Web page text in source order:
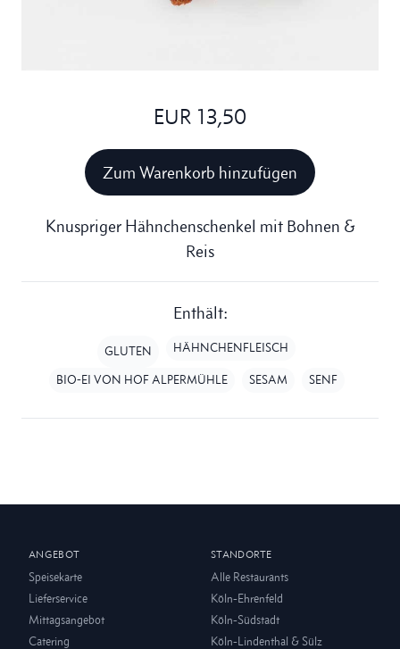
EUR 13,50
Zum Warenkorb hinzufügen
Knuspriger Hähnchenschenkel mit Bohnen &
Reis
Enthält:
GLUTEN HÄHNCHENFLEISCH
BIO-EI VON HOF ALPERMÜHLE SESAM SENF
ANGEBOT
Speisekarte
Lieferservice
Mittagsangebot
Catering
STANDORTE
Alle Restaurants
Köln-Ehrenfeld
Köln-Südstadt
Köln-Lindenthal & Sülz